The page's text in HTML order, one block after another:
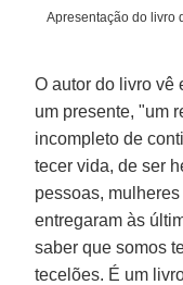
Apresentação do livro
O autor do livro vê
um presente, "um
incompleto de
tecer vida, de ser
pessoas,
entregaram às
saber que somos
tecelões. É um